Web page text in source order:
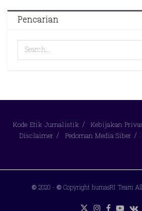
Pencarian
Kode Etik Jurnalistik Kebijakan
Disclaimer
Pedoman Media Siber
© 2020 - © Copyright humasRI Team